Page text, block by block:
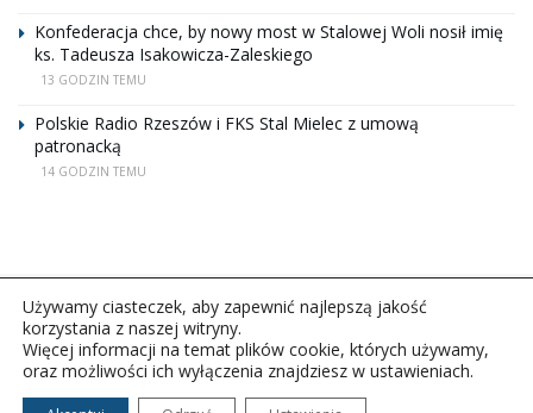
Konfederacja chce, by nowy most w Stalowej Woli nosił imię
ks. Tadeusza Isakowicza-Zaleskiego
13 GODZIN TEMU
Polskie Radio Rzeszów i FKS Stal Mielec z umową
patronacką
14 GODZIN TEMU
Copyright © 2026Polskie Radio Rzeszów S.A. w likwidacj.
Używamy ciasteczek, aby zapewnić najlepszą jakość
korzystania z naszej witryny.
Więcej informacji na temat plików cookie, których używamy,
oraz możliwości ich wyłączenia znajdziesz w ustawieniach.